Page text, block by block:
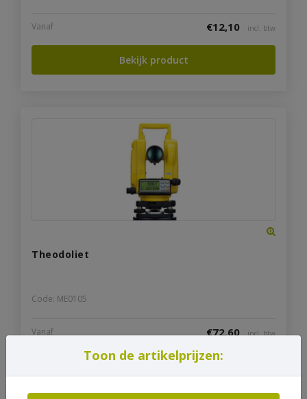
Vanaf €12,10 incl. btw
Bekijk product
Theodoliet
Code: ME0105
Vanaf €72,60 incl. btw
Bekijk product
Toon de artikelprijzen: